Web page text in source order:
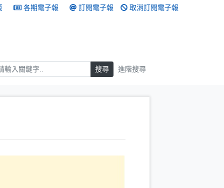
各期電子報 訂閱電子報 取消訂閱電子報
搜尋 進階搜尋